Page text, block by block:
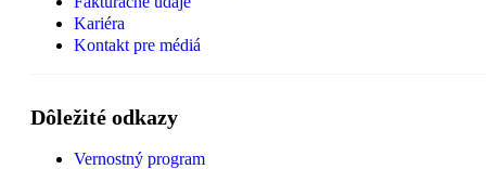
Kariéra
Kontakt pre médiá
Dôležité odkazy
Vernostný program